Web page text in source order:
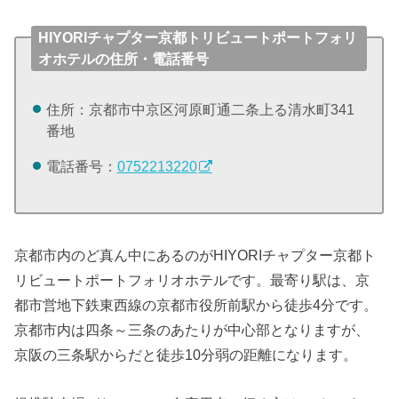
HIYORIチャプター京都トリビュートポートフォリ
オホテルの住所・電話番号
住所：京都市中京区河原町通二条上る清水町341
番地
電話番号： 0752213220
京都市内のど真ん中にあるのがHIYORIチャプター京都ト
リビュートポートフォリオホテルです。最寄り駅は、京
都市営地下鉄東西線の京都市役所前駅から徒歩4分です。
京都市内は四条～三条のあたりが中心部となりますが、
京阪の三条駅からだと徒歩10分弱の距離になります。